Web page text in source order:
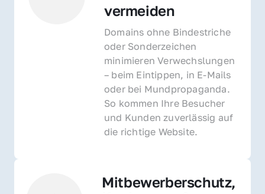
vermeiden
Domains ohne Bindestriche
oder Sonderzeichen
minimieren Verwechslungen
– beim Eintippen, in E-Mails
oder bei Mundpropaganda.
So kommen Ihre Besucher
und Kunden zuverlässig auf
die richtige Website.
Mitbewerberschutz,